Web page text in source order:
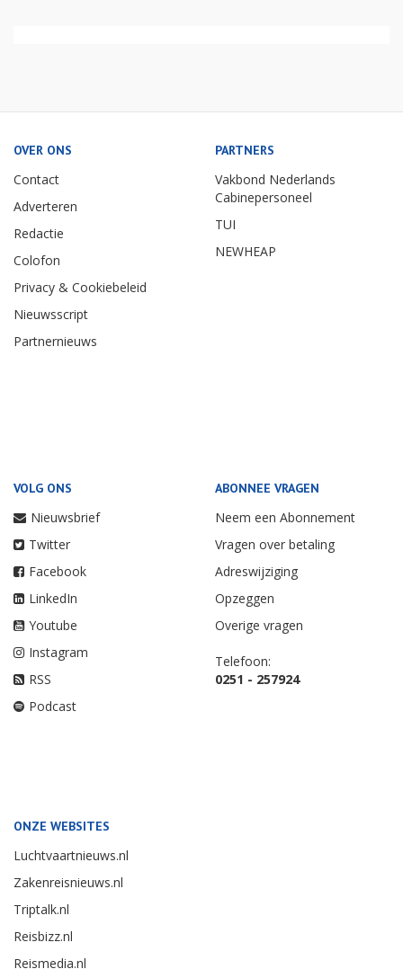
OVER ONS
Contact
Adverteren
Redactie
Colofon
Privacy & Cookiebeleid
Nieuwsscript
Partnernieuws
PARTNERS
Vakbond Nederlands
Cabinepersoneel
TUI
NEWHEAP
VOLG ONS
Nieuwsbrief
Twitter
Facebook
LinkedIn
Youtube
Instagram
RSS
Podcast
ABONNEE VRAGEN
Neem een Abonnement
Vragen over betaling
Adreswijziging
Opzeggen
Overige vragen
Telefoon:
0251 - 257924
ONZE WEBSITES
Luchtvaartnieuws.nl
Zakenreisnieuws.nl
Triptalk.nl
Reisbizz.nl
Reismedia.nl